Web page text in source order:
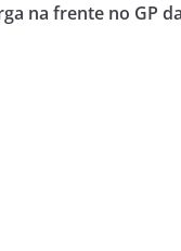
na frente no GP